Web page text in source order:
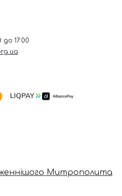
до 17:00
Митрополита